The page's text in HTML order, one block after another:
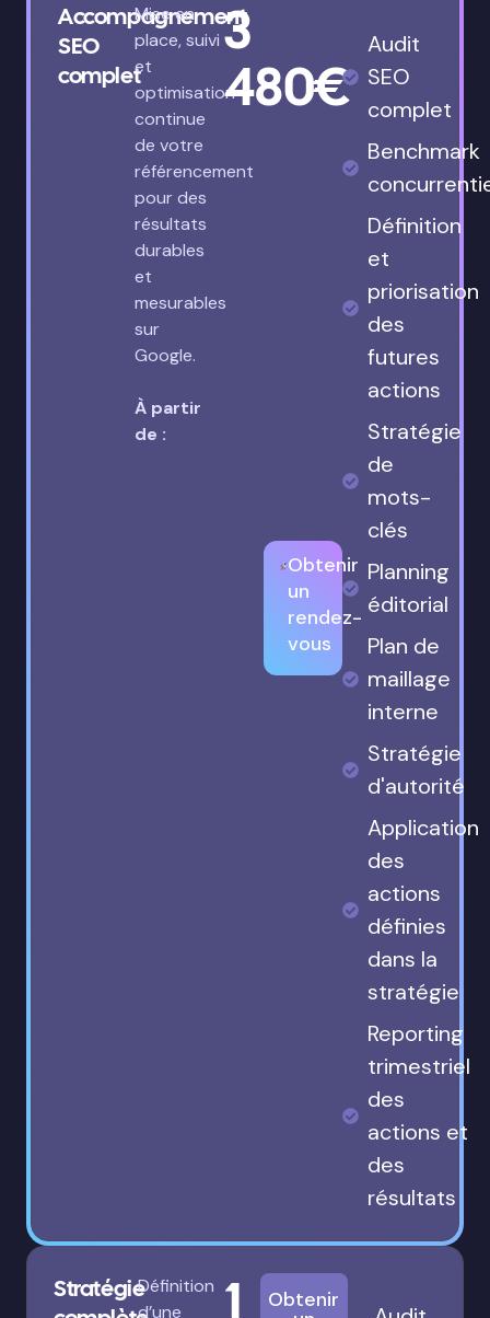
Accompagnement
SEO
complet
Mise en
place, suivi
et
optimisation
continue
de votre
référencement
pour des
résultats
durables
et
mesurables
sur
Google.
À partir
de :
3
480€
Obtenir
un
rendez-
vous
Audit
SEO
complet
Benchmark
Définition
et
priorisation
des
futures
actions
Stratégie
de
mots-
clés
Planning
éditorial
Plan de
maillage
interne
Stratégie
d'autorité
Application
des
actions
définies
dans la
stratégie
Reporting
trimestriel
des
actions et
des
résultats
StratégieDéfinition
d’une
1
Obtenir